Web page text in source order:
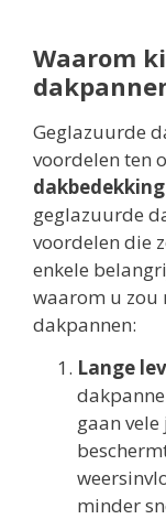
Waarom
Geglazuurde
voordelen ten
dakbedekking
geglazuurde
voordelen die
enkele
waarom u zou
dakpannen:
Lange
gaan
minder